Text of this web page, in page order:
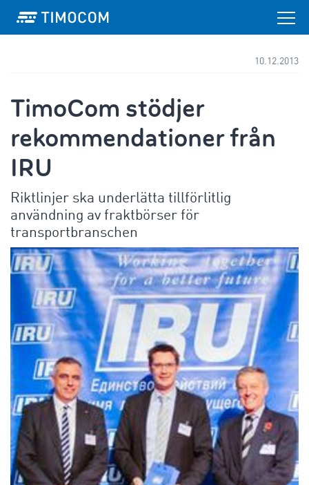
10.12.2013
TimoCom stödjer
rekommendationer från
IRU
Riktlinjer ska underlätta tillförlitlig
användning av fraktbörser för
transportbranschen